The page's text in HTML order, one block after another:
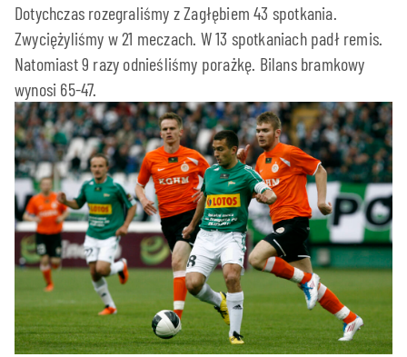
Dotychczas rozegraliśmy z Zagłębiem 43 spotkania.
Zwyciężyliśmy w 21 meczach. W 13 spotkaniach padł remis.
Natomiast 9 razy odnieśliśmy porażkę. Bilans bramkowy
wynosi 65-47.